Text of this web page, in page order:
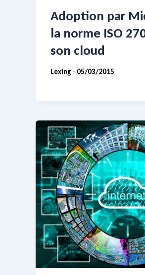
Adoption par
la norme ISO
son cloud
Lexing - 05/03/2015